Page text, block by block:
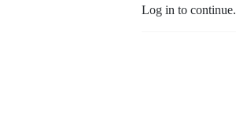
Log in to continue.